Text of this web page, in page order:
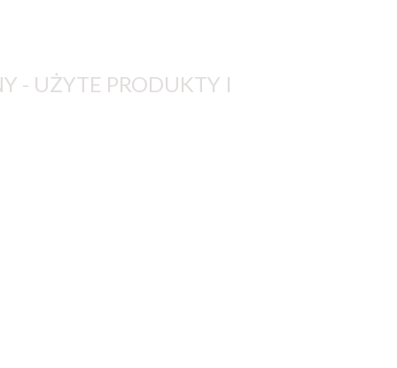
- UŻYTE PRODUKTY I